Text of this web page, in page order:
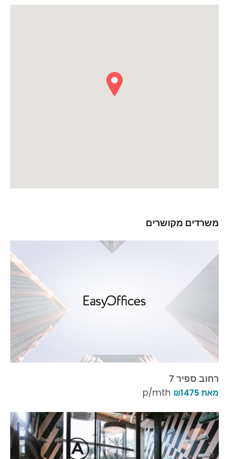
משרדים מקושרים
רחוב ספיר 7
מאת ₪1475